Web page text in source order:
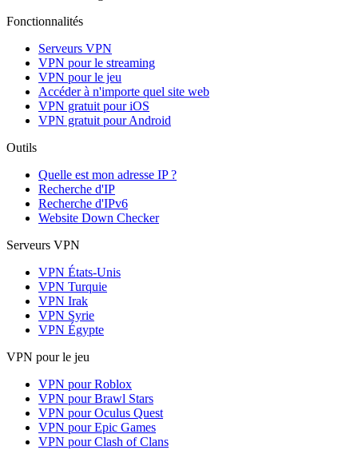
Fonctionnalités
Serveurs VPN
VPN pour le streaming
VPN pour le jeu
Accéder à n'importe quel site web
VPN gratuit pour iOS
VPN gratuit pour Android
Outils
Quelle est mon adresse IP ?
Recherche d'IP
Recherche d'IPv6
Website Down Checker
Serveurs VPN
VPN États-Unis
VPN Turquie
VPN Irak
VPN Syrie
VPN Égypte
VPN pour le jeu
VPN pour Roblox
VPN pour Brawl Stars
VPN pour Oculus Quest
VPN pour Epic Games
VPN pour Clash of Clans